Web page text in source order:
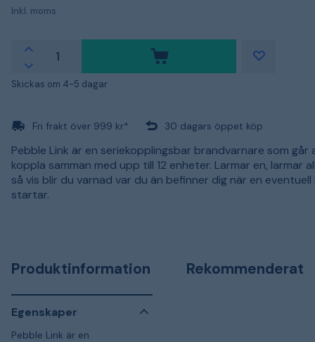
Inkl. moms
Skickas om 4-5 dagar
Fri frakt över 999 kr* 30 dagars öppet köp
Pebble Link är en seriekopplingsbar brandvarnare som går
koppla samman med upp till 12 enheter. Larmar en, larmar
så vis blir du varnad var du än befinner dig när en
startar.
Produktinformation
Egenskaper
Pebble Link är en
Rekommenderat